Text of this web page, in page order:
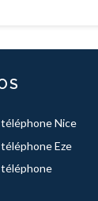
Nice
Eze